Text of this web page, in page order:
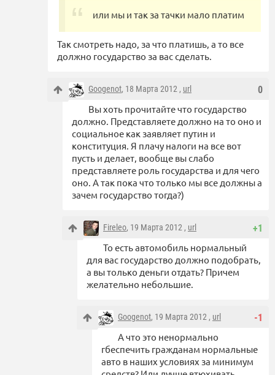
или мы и так за тачки мало платим
Так смотреть надо, за что платишь, а то все
должно государство за вас сделать.
0
Googenot, 18 Марта 2012 , url
Вы хоть прочитайте что государство
должно. Представляете должно на то оно и
социальное как заявляет путин и
конституция. Я плачу налоги на все вот
пусть и делает, вообще вы слабо
представляете роль государства и для чего
оно. А так пока что только мы все должны а
зачем государство тогда?)
+1
Fireleo, 19 Марта 2012 , url
То есть автомобиль нормальный
для вас государство должно подобрать,
а вы только деньги отдать? Причем
желательно небольшие.
-1
Googenot, 19 Марта 2012 , url
А что это ненормально
гбеспечить гражданам нормальные
авто в наших условиях за минимум